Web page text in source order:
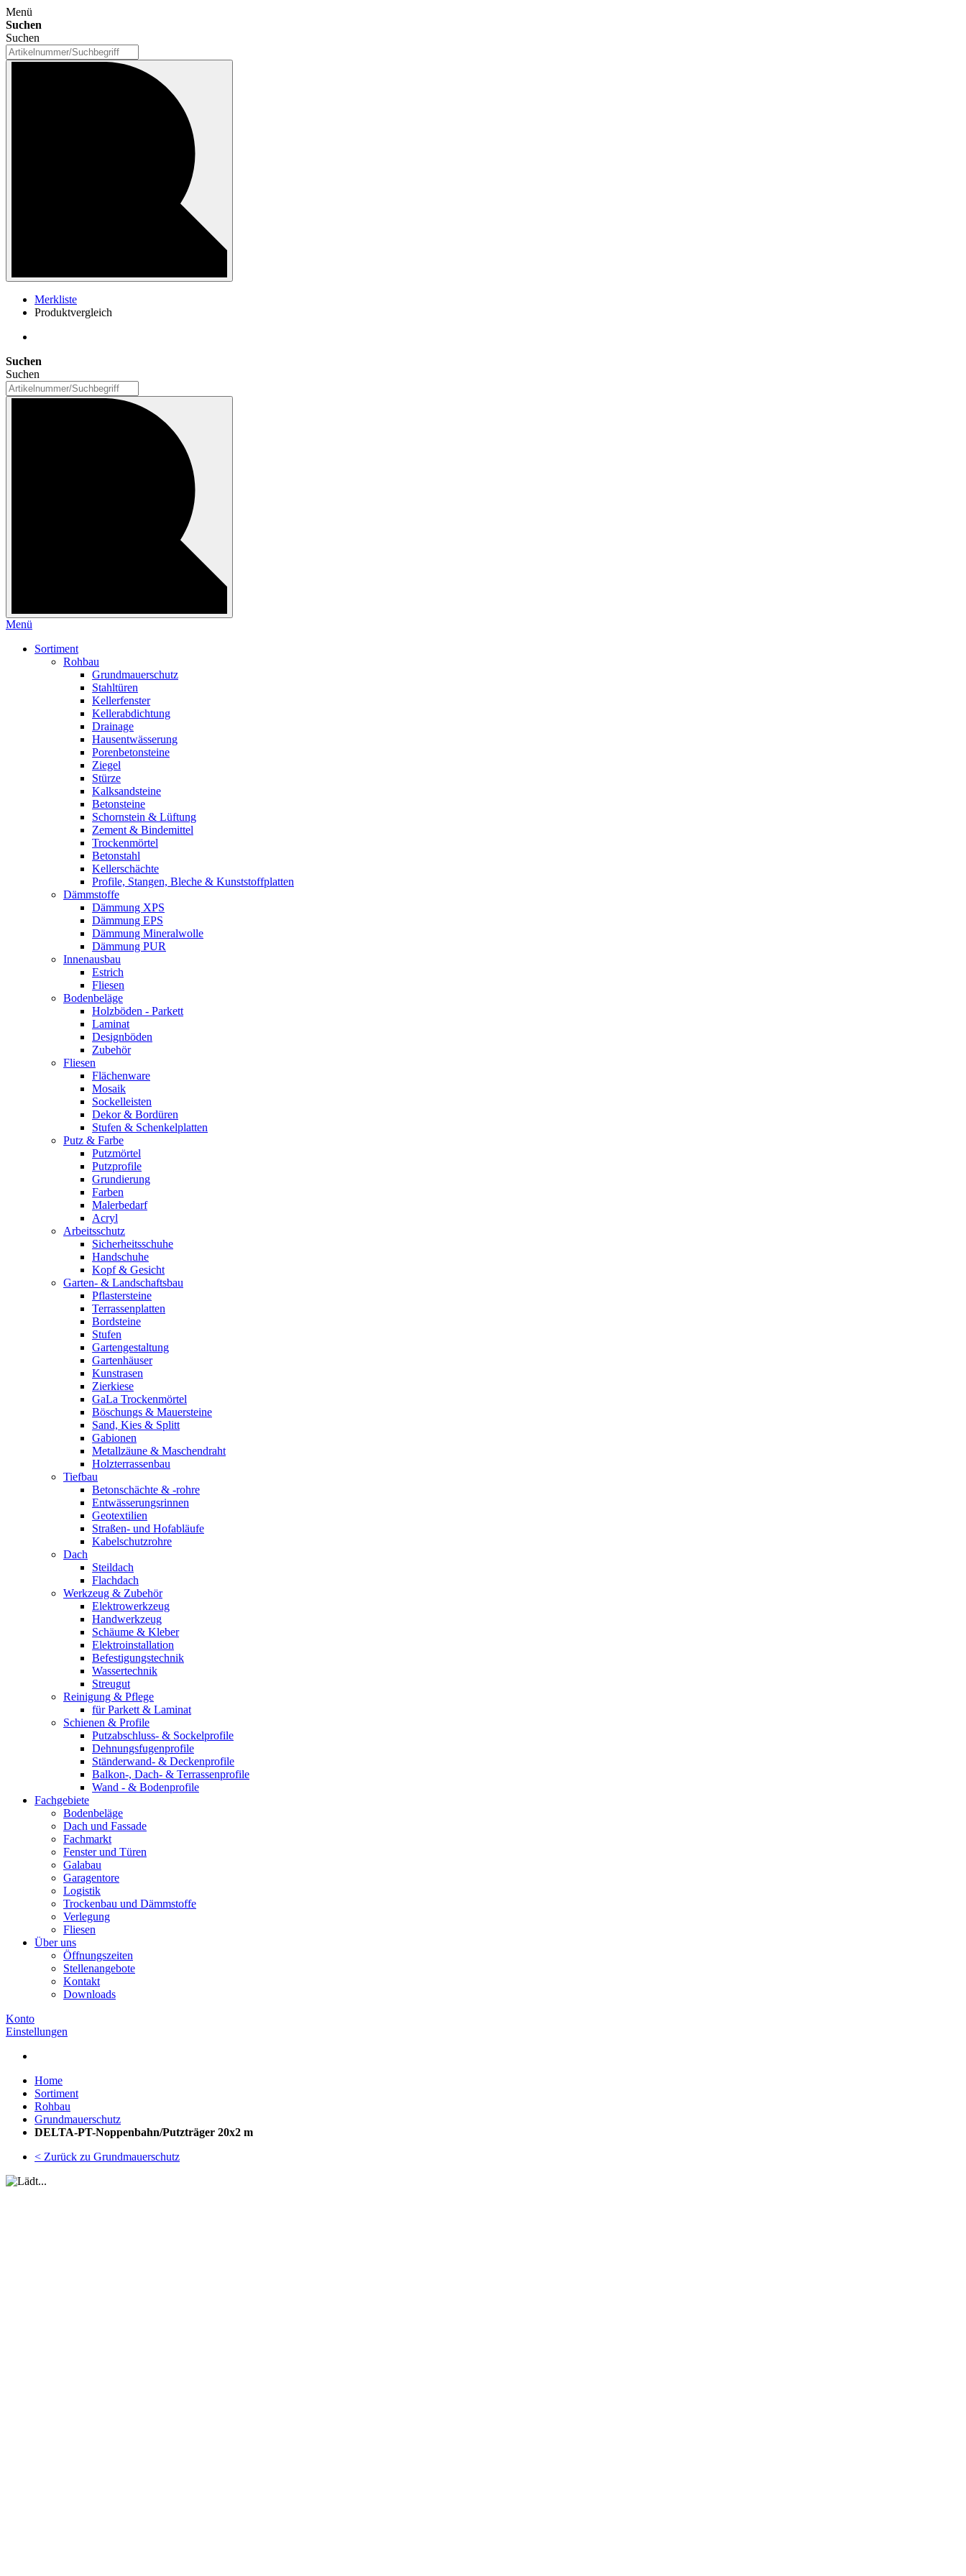
Menü
Suchen
Suchen
Merkliste
Produktvergleich
Suchen
Suchen
Menü
Sortiment
Rohbau
Grundmauerschutz
Stahltüren
Kellerfenster
Kellerabdichtung
Drainage
Hausentwässerung
Porenbetonsteine
Ziegel
Stürze
Kalksandsteine
Betonsteine
Schornstein & Lüftung
Zement & Bindemittel
Trockenmörtel
Betonstahl
Kellerschächte
Profile, Stangen, Bleche & Kunststoffplatten
Dämmstoffe
Dämmung XPS
Dämmung EPS
Dämmung Mineralwolle
Dämmung PUR
Innenausbau
Estrich
Fliesen
Bodenbeläge
Holzböden - Parkett
Laminat
Designböden
Zubehör
Fliesen
Flächenware
Mosaik
Sockelleisten
Dekor & Bordüren
Stufen & Schenkelplatten
Putz & Farbe
Putzmörtel
Putzprofile
Grundierung
Farben
Malerbedarf
Acryl
Arbeitsschutz
Sicherheitsschuhe
Handschuhe
Kopf & Gesicht
Garten- & Landschaftsbau
Pflastersteine
Terrassenplatten
Bordsteine
Stufen
Gartengestaltung
Gartenhäuser
Kunstrasen
Zierkiese
GaLa Trockenmörtel
Böschungs & Mauersteine
Sand, Kies & Splitt
Gabionen
Metallzäune & Maschendraht
Holzterrassenbau
Tiefbau
Betonschächte & -rohre
Entwässerungsrinnen
Geotextilien
Straßen- und Hofabläufe
Kabelschutzrohre
Dach
Steildach
Flachdach
Werkzeug & Zubehör
Elektrowerkzeug
Handwerkzeug
Schäume & Kleber
Elektroinstallation
Befestigungstechnik
Wassertechnik
Streugut
Reinigung & Pflege
für Parkett & Laminat
Schienen & Profile
Putzabschluss- & Sockelprofile
Dehnungsfugenprofile
Ständerwand- & Deckenprofile
Balkon-, Dach- & Terrassenprofile
Wand - & Bodenprofile
Fachgebiete
Bodenbeläge
Dach und Fassade
Fachmarkt
Fenster und Türen
Galabau
Garagentore
Logistik
Trockenbau und Dämmstoffe
Verlegung
Fliesen
Über uns
Öffnungszeiten
Stellenangebote
Kontakt
Downloads
Konto
Einstellungen
Home
Sortiment
Rohbau
Grundmauerschutz
DELTA-PT-Noppenbahn/Putzträger 20x2 m
< Zurück zu Grundmauerschutz